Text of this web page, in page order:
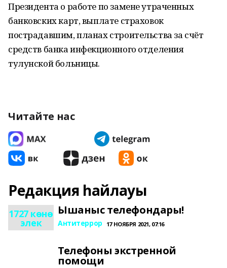
Президента о работе по замене утраченных
банковских карт, выплате страховок
пострадавшим, планах строительства за счёт
средств банка инфекционного отделения
тулунской больницы.
Читайте нас
Редакция һайлауы
1727 көнө
элек
Ышаныс телефондары!
Антитеррор 17 НОЯБРЯ 2021, 07:16
Телефоны экстренной
помощи